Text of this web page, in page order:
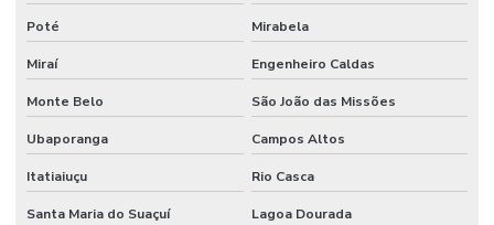
Poté Mirabela
Miraí Engenheiro Caldas
Monte Belo São João das Missões
Ubaporanga Campos Altos
Itatiaiuçu Rio Casca
Santa Maria do Suaçuí Lagoa Dourada